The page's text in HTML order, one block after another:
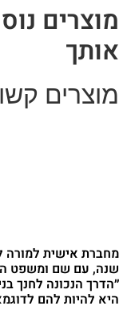
אישית למורה
עם שם ומשפט
הנכונה לחנך
להיות להם